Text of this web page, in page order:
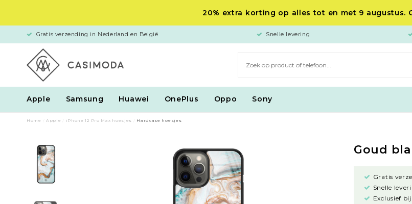
20% extra korting op alles tot en met 9 augustus.
Gratis verzending in Nederland en België Snelle levering
Apple Samsung Huawei OnePlus Oppo Sony
Home Apple iPhone 12 Pro Max hoesjes Hardcase hoesjes
Goud
Gratis
Snelle
Exclusief